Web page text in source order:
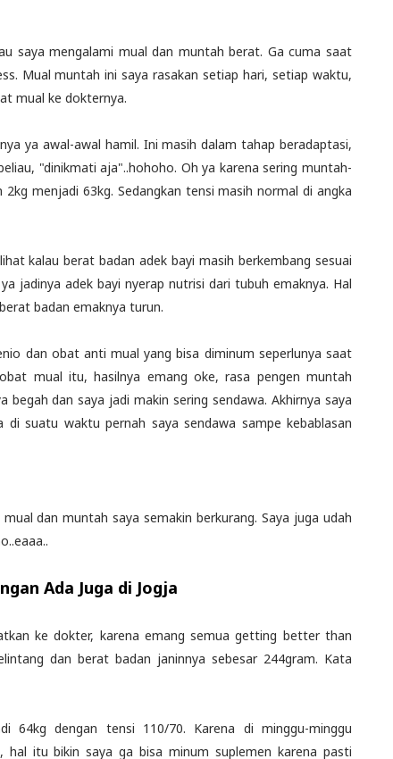
saya mengalami mual dan muntah berat. Ga cuma saat
Mual muntah ini saya rasakan setiap hari, setiap waktu,
mual ke dokternya.
ya awal-awal hamil. Ini masih dalam tahap beradaptasi,
"dinikmati aja"..hohoho. Oh ya karena sering muntah-
menjadi 63kg. Sedangkan tensi masih normal di angka
kalau berat badan adek bayi masih berkembang sesuai
jadinya adek bayi nyerap nutrisi dari tubuh emaknya. Hal
badan emaknya turun.
dan obat anti mual yang bisa diminum seperlunya saat
mual itu, hasilnya emang oke, rasa pengen muntah
dan saya jadi makin sering sendawa. Akhirnya saya
suatu waktu pernah saya sendawa sampe kebablasan
dan muntah saya semakin berkurang. Saya juga udah
Ada Juga di Jogja
ke dokter, karena emang semua getting better than
dan berat badan janinnya sebesar 244gram. Kata
64kg dengan tensi 110/70. Karena di minggu-minggu
hal itu bikin saya ga bisa minum suplemen karena pasti